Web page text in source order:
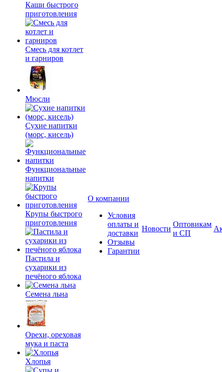
Каши быстрого
приготовления
Смесь для котлет
и гарниров
Мюсли
Сухие напитки
(морс, кисель)
Функциональные
напитки
Крупы быстрого
приготовления
Пастила и
сухарики из
печёного яблока
Семена льна
Орехи, ореховая
мука и паста
Хлопья
О компании
Условия
оплаты и
доставки
Отзывы
Гарантии
Новости
Оптовикам
и СП